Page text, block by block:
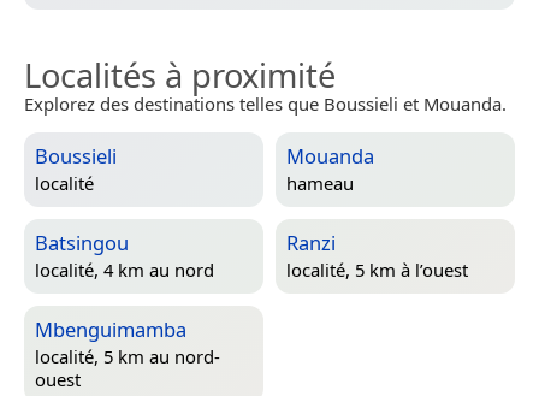
Localités à proximité
Explorez des destinations telles que Boussieli et Mouanda.
Boussieli
localité
Mouanda
hameau
Batsingou
localité, 4 km au nord
Ranzi
localité, 5 km à l’ouest
Mbenguimamba
localité, 5 km au nord-
ouest